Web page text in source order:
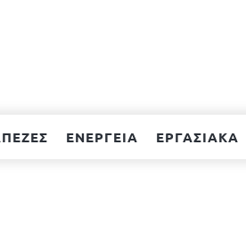
ΕΝΕΡΓΕΙΑ ΕΡΓΑΣΙΑΚΑ